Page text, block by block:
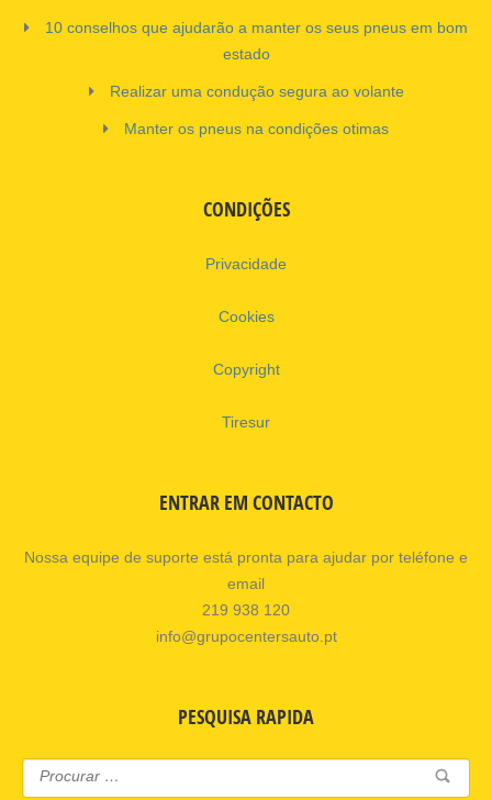
10 conselhos que ajudarão a manter os seus pneus em bom
estado
Realizar uma condução segura ao volante
Manter os pneus na condições otimas
CONDIÇÕES
Privacidade
Cookies
Copyright
Tiresur
ENTRAR EM CONTACTO
Nossa equipe de suporte está pronta para ajudar por teléfone e
email
219 938 120
info@grupocentersauto.pt
PESQUISA RAPIDA